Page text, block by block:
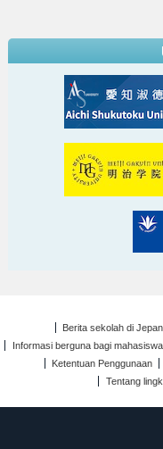
Berita sekolah di
Informasi berguna bagi mahasiswa
Ketentuan Penggunaan
Tentang